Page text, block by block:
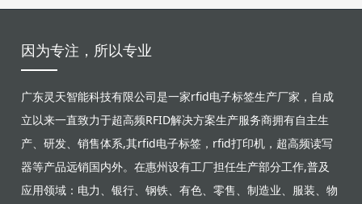
因为专注，所以专业
广东灵天智能科技有限公司是一家rfid电子标签生产厂家，自成
立以来一直致力于超高频RFID解决方案生产服务商拥有自主生
产、研发、销售体系,其rfid电子标签，rfid打印机，超高频读写
器等产品远销国内外。在惠州设有工厂担任生产部分工作,普及
应用领域：电力、银行、钢铁、有色、零售、制造业、服装、物